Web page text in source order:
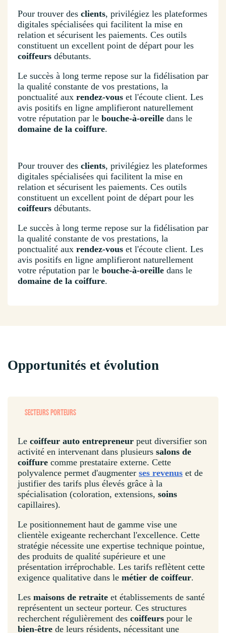
Pour trouver des clients, privilégiez les plateformes
digitales spécialisées qui facilitent la mise en
relation et sécurisent les paiements. Ces outils
constituent un excellent point de départ pour les
coiffeurs débutants.
Le succès à long terme repose sur la fidélisation par
la qualité constante de vos prestations, la
ponctualité aux rendez-vous et l'écoute client. Les
avis positifs en ligne amplifieront naturellement
votre réputation par le bouche-à-oreille dans le
domaine de la coiffure.
Pour trouver des clients, privilégiez les plateformes
digitales spécialisées qui facilitent la mise en
relation et sécurisent les paiements. Ces outils
constituent un excellent point de départ pour les
coiffeurs débutants.
Le succès à long terme repose sur la fidélisation par
la qualité constante de vos prestations, la
ponctualité aux rendez-vous et l'écoute client. Les
avis positifs en ligne amplifieront naturellement
votre réputation par le bouche-à-oreille dans le
domaine de la coiffure.
Opportunités et évolution
SECTEURS PORTEURS
Le coiffeur auto entrepreneur peut diversifier son
activité en intervenant dans plusieurs salons de
coiffure comme prestataire externe. Cette
polyvalence permet d'augmenter ses revenus et de
justifier des tarifs plus élevés grâce à la
spécialisation (coloration, extensions, soins
capillaires).
Le positionnement haut de gamme vise une
clientèle exigeante recherchant l'excellence. Cette
stratégie nécessite une expertise technique pointue,
des produits de qualité supérieure et une
présentation irréprochable. Les tarifs reflètent cette
exigence qualitative dans le métier de coiffeur.
Les maisons de retraite et établissements de santé
représentent un secteur porteur. Ces structures
recherchent régulièrement des coiffeurs pour le
bien-être de leurs résidents, nécessitant une